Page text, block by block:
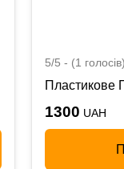
5/5 - (1 голосів)
Пластикове
1300 UAH